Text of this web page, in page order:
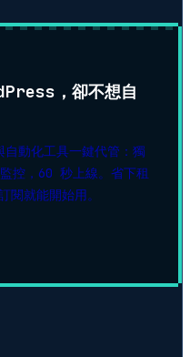
，卻不想自
動化工具一鍵代管：獨
控，60 秒上線。省下租
閱就能開始用。